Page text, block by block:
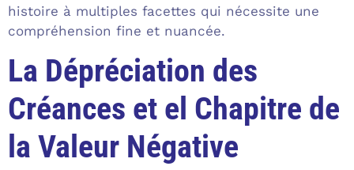
histoire à multiples facettes qui nécessite une
compréhension fine et nuancée.
La Dépréciation des
Créances et el Chapitre de
la Valeur Négative